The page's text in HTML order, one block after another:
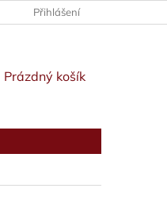
Přihlášení
NÁKUPNÍ
Prázdný košík